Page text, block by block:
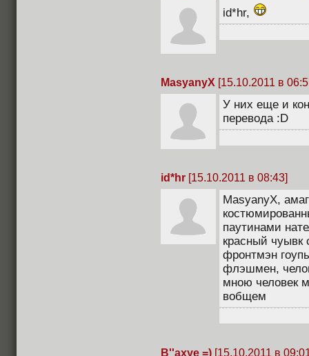
id*hr,
MasyanyX [15.10.2011 в
У них еще и
перевода :D
id*hr [15.10.2011 в 08:43]
MasyanyX,
паутинами
красный чуывк
фронтмэн
флэшмен,
мною человек
вобщем
В''ахуе =) [15.10.2011 в